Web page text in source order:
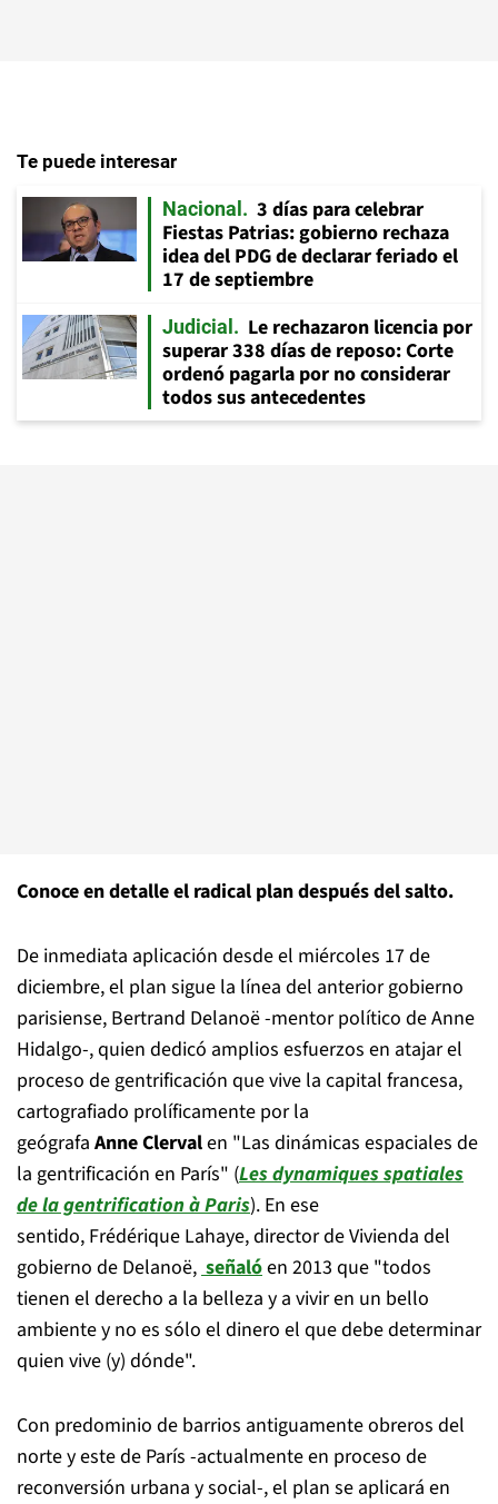
Te puede interesar
Nacional
3 días para celebrar
Fiestas Patrias: gobierno rechaza
idea del PDG de declarar feriado el
17 de septiembre
Judicial
Le rechazaron licencia por
superar 338 días de reposo: Corte
ordenó pagarla por no considerar
todos sus antecedentes
Conoce en detalle el radical plan después del salto.
De inmediata aplicación desde el miércoles 17 de
diciembre, el plan sigue la línea del anterior gobierno
parisiense, Bertrand Delanoë -mentor político de Anne
Hidalgo-, quien dedicó amplios esfuerzos en atajar el
proceso de gentrificación que vive la capital francesa,
cartografiado prolíficamente por la
geógrafa Anne Clervalen "Las dinámicas espaciales de
la gentrificación en París" (Les dynamiques spatiales
de la gentrification à Paris). En ese
sentido, Frédérique Lahaye, director de Vivienda del
gobierno de Delanoë,señalóen 2013 que "todos
tienen el derecho a la belleza y a vivir en un bello
ambiente y no es sólo el dinero el que debe determinar
quien vive (y) dónde".
Con predominio de barrios antiguamente obreros del
norte y este de París -actualmente en proceso de
reconversión urbana y social-, el plan se aplicará en